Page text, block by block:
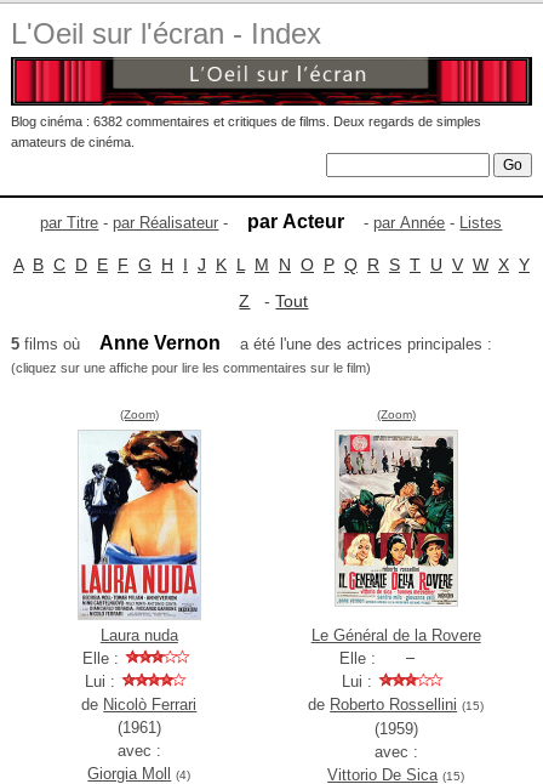
L'Oeil sur l'écran - Index
Blog cinéma : 6382 commentaires et critiques de films. Deux regards de simples
amateurs de cinéma.
par Titre -par Réalisateur - par Acteur -par Année - Listes
A B C D E F G H I J K L M N O P Q R S T U V W X Y
Z -Tout
5films où Anne Vernon a été l'une des actrices principales :
(cliquez sur une affiche pour lire les commentaires sur le film)
(Zoom)
Laura nuda
Elle :
Lui :
de Nicolò Ferrari
(1961)
avec :
Giorgia Moll
(4)
(Zoom)
Le Général de la Rovere
Elle :
Lui :
de Roberto Rossellini (15)
(1959)
avec :
Vittorio De Sica (15)